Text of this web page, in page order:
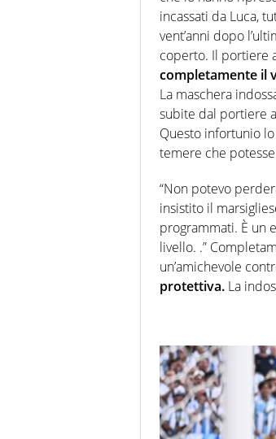
incassati da Luca,
vent’anni dopo
coperto. Il portiere
completamente il
La maschera
subite dal portiere
Questo infortunio
temere che
“Non potevo
insistito il
programmati. È un
livello. .”
un’amichevole
protettiva. La